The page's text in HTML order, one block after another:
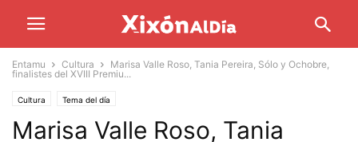
Entamu Cultura
Marisa Valle Roso, Tania Pereira, Sólo y Ochobre,
finalistes del XVIII Premiu...
Cultura Tema del día
Marisa Valle Roso, Tania